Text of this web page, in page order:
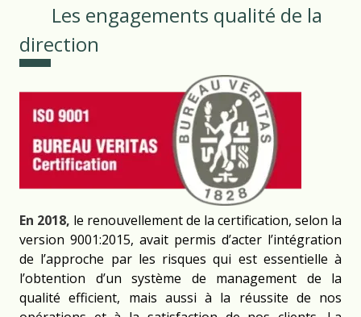
Les engagements qualité de la
direction
En 2018, le renouvellement de la certification, selon la
version 9001:2015, avait permis d’acter l’intégration
de l’approche par les risques qui est essentielle à
l’obtention d’un système de management de la
qualité efficient, mais aussi à la réussite de nos